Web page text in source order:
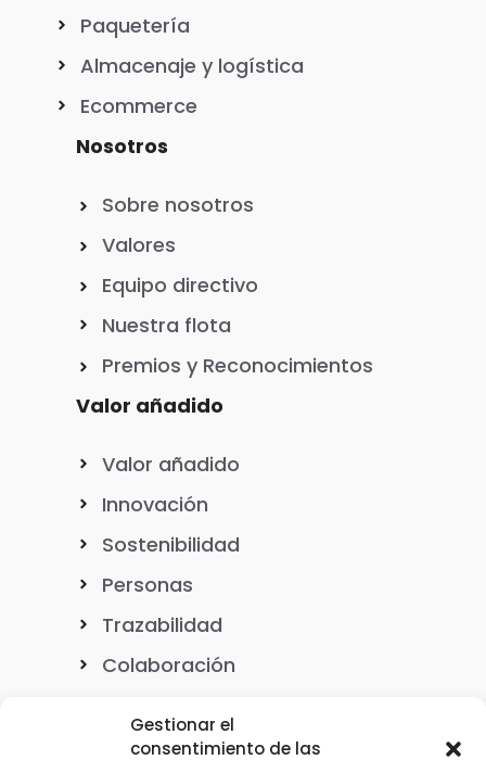
Gestionar el
consentimiento de las
Paquetería
Almacenaje y logística
Ecommerce
Nosotros
Sobre nosotros
Valores
Equipo directivo
Nuestra flota
Premios y Reconocimientos
Valor añadido
Valor añadido
Innovación
Sostenibilidad
Personas
Trazabilidad
Colaboración